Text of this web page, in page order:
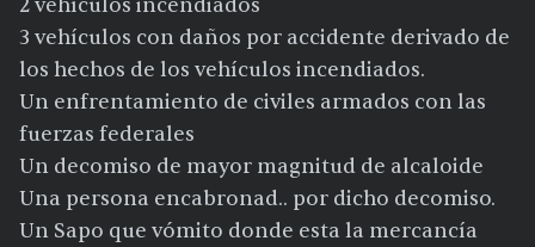
2 vehículos incendiados
3 vehículos con daños por accidente derivado de
los hechos de los vehículos incendiados.
Un enfrentamiento de civiles armados con las
fuerzas federales
Un decomiso de mayor magnitud de alcaloide
Una persona encabronad.. por dicho decomiso.
Un Sapo que vómito donde esta la mercancía